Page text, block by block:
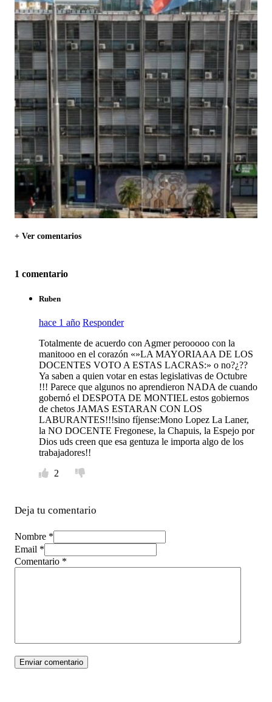
+ Ver comentarios
1 comentario
Ruben
hace 1 año Responder
Totalmente de acuerdo con Agmer perooooo con la
manitooo en el corazón «»LA MAYORIAAA DE LOS
DOCENTES VOTO A ESTAS LACRAS:» o no?¿??
Ya saben a quien votar en estas legislativas de Octubre
!!! Parece que algunos no aprendieron NADA de cuando
gobernó el DESPOTA DE MONTIEL estos gobiernos
de chetos JAMAS ESTARAN CON LOS
LABURANTES!!!sino fíjense:Mono Lopez La Laner,
la NO DOCENTE Fregonese, la Chapuis, la Espejo por
Dios uds creen que esa gentuza le importa algo de los
trabajadores!!
2
Deja tu comentario
Nombre *
Email *
Comentario *